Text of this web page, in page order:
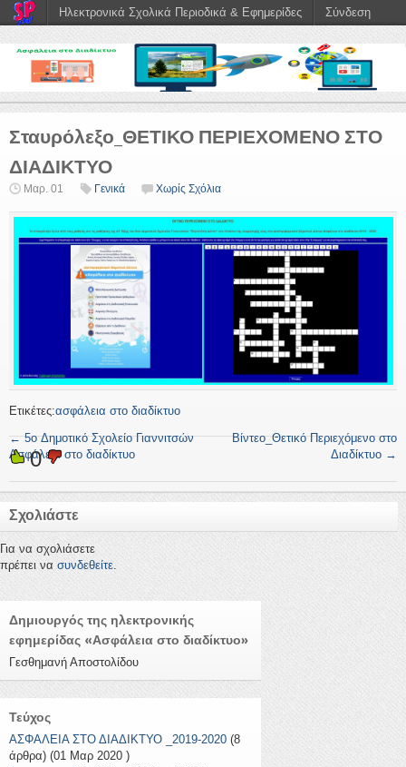
Σταυρόλεξο_ΘΕΤΙΚΟ ΠΕΡΙΕΧΟΜΕΝΟ ΣΤΟ
ΔΙΑΔΙΚΤΥΟ
Μαρ. 01 Γενικά Χωρίς Σχόλια
Ετικέτες:ασφάλεια στο διαδίκτυο
←5o Δημοτικό Σχολείο Γιαννιτσών
Ασφάλεια στο διαδίκτυο
Βίντεο_Θετικό Περιεχόμενο στο
Διαδίκτυο →
0
Σχολιάστε
Για να σχολιάσετε
πρέπει να συνδεθείτε.
Δημιουργός της ηλεκτρονικής
εφημερίδας «Ασφάλεια στο διαδίκτυο»
Γεσθημανή Αποστολίδου
Τεύχος
ΑΣΦΑΛΕΙΑ ΣΤΟ ΔΙΑΔΙΚΤΥΟ _2019-2020 (8
άρθρα) (01 Μαρ 2020 )
Ηλεκτρονικά Σχολικά Περιοδικά & Εφημερίδες Σύνδεση